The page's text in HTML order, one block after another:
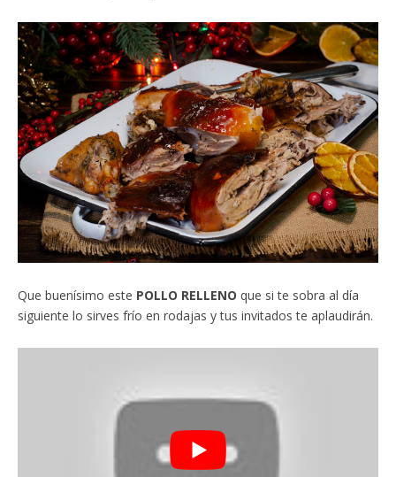
Que buenísimo este POLLO RELLENO que si te sobra al día
siguiente lo sirves frío en rodajas y tus invitados te aplaudirán.